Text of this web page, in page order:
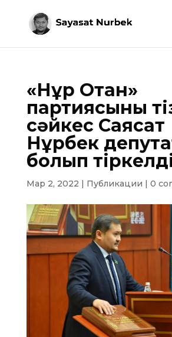
«Нұр Отан»
партиясының
сәйкес Саясат
Нұрбек
болып
Мар 2, 2022 | Публикации | 0